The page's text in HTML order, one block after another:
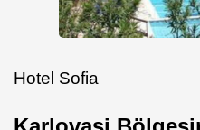
Hotel Sofia